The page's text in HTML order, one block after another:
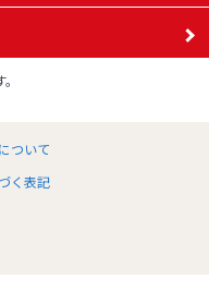
ついて
く表記